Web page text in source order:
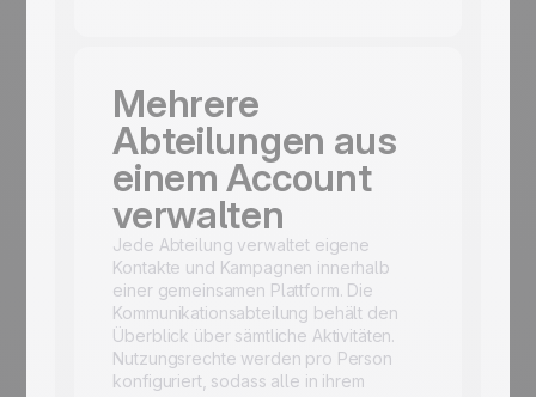
Mehrere
Abteilungen aus
einem Account
verwalten
Jede Abteilung verwaltet eigene
Kontakte und Kampagnen innerhalb
einer gemeinsamen Plattform. Die
Kommunikationsabteilung behält den
Überblick über sämtliche Aktivitäten.
Nutzungsrechte werden pro Person
konfiguriert, sodass alle in ihrem